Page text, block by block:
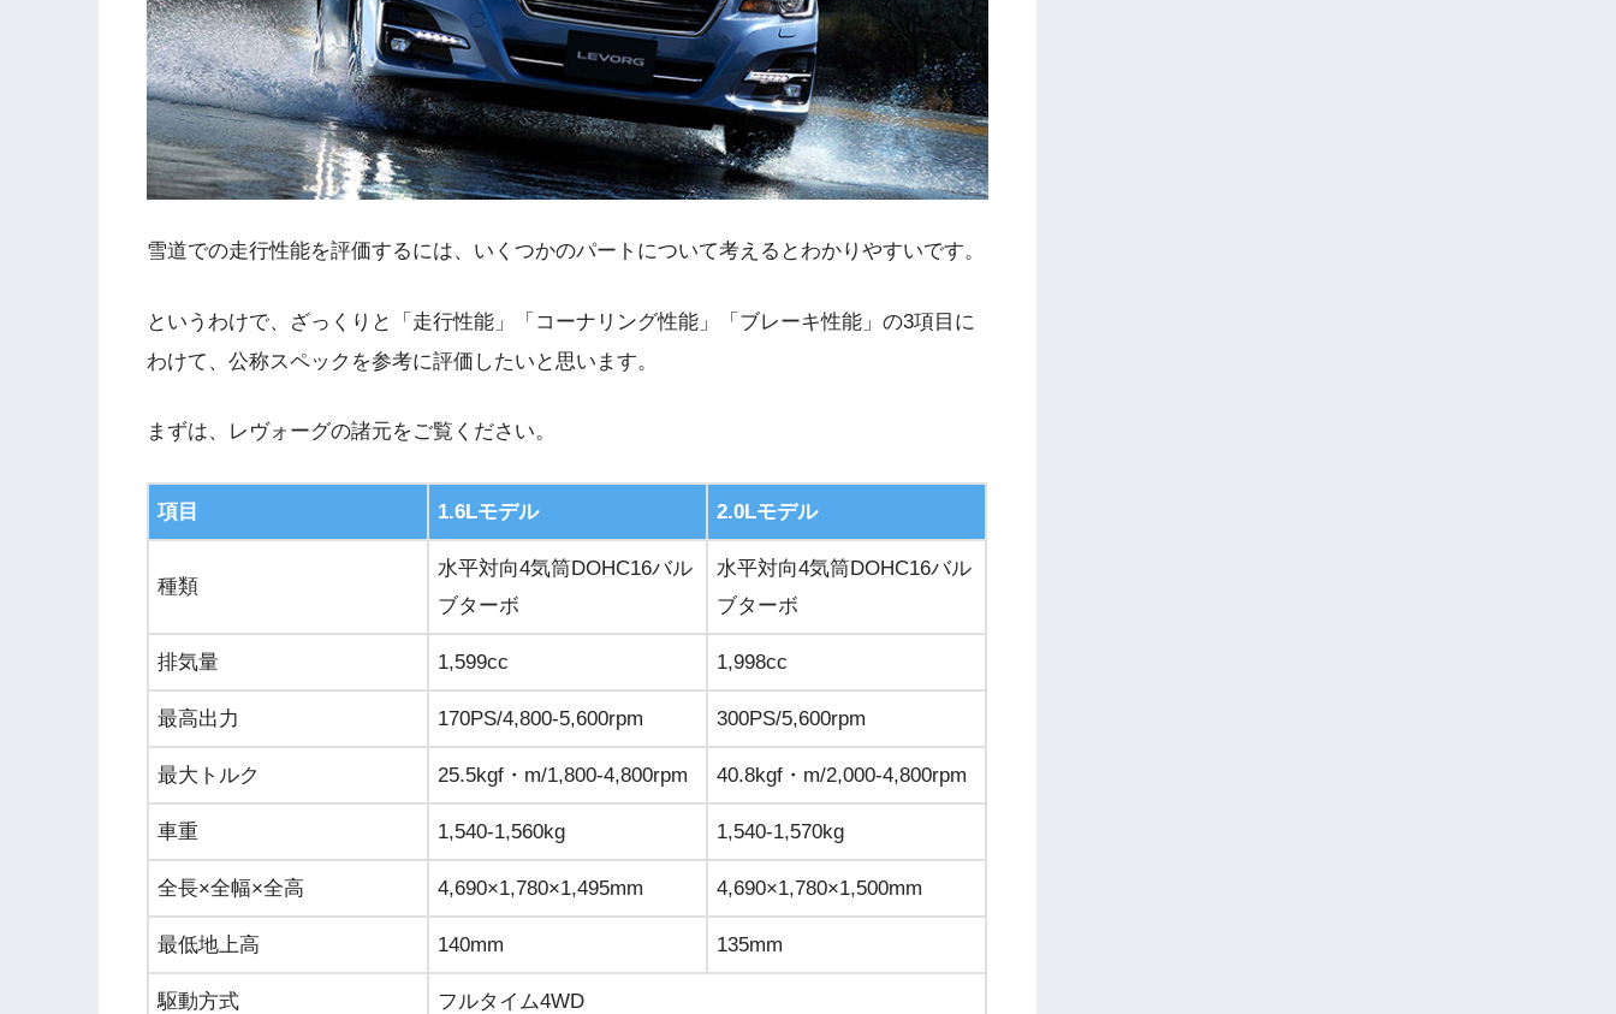
雪道での走行性能を評価するには、いくつかのパートについて考えるとわかりやすいです。
というわけで、ざっくりと「走行性能」「コーナリング性能」「ブレーキ性能」の3項目に
わけて、公称スペックを参考に評価したいと思います。
まずは、レヴォーグの諸元をご覧ください。
項目 1.6Lモデル 2.0Lモデル
種類
水平対向4気筒DOHC16バル
ブターボ
水平対向4気筒DOHC16バル
ブターボ
排気量 1,599cc 1,998cc
最高出力 170PS/4,800-5,600rpm 300PS/5,600rpm
最大トルク 25.5kgf・m/1,800-4,800rpm 40.8kgf・m/2,000-4,800rpm
車重 1,540-1,560kg 1,540-1,570kg
全長×全幅×全高 4,690×1,780×1,495mm 4,690×1,780×1,500mm
最低地上高 140mm 135mm
駆動方式 フルタイム4WD